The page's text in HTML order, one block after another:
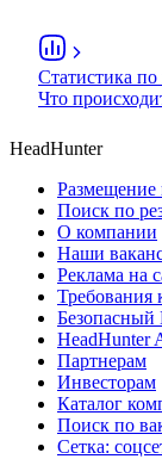
Статистика
Что
HeadHunter
Размещение
Поиск по
О компании
Наши
Реклама на
Безопасный
HeadHunter
Партнерам
Инвесторам
Каталог
Поиск по
Сетка: